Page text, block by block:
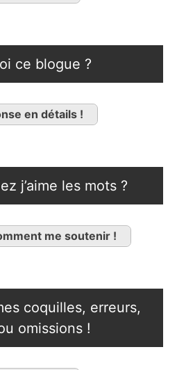
ce blogue ?
en détails !
j’aime les mots ?
me soutenir !
coquilles, erreurs,
omissions !